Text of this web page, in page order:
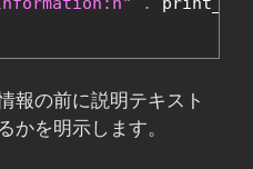
報の前に説明テキスト
かを明示します。